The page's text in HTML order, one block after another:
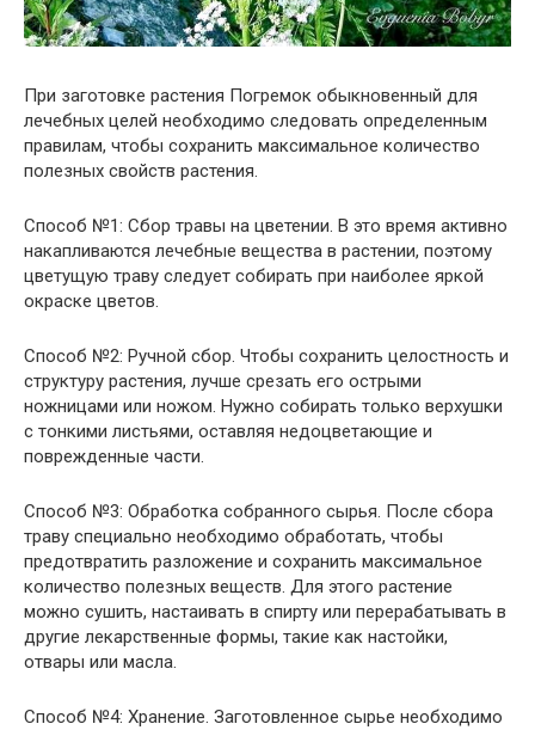
При заготовке растения Погремок обыкновенный для
лечебных целей необходимо следовать определенным
правилам, чтобы сохранить максимальное количество
полезных свойств растения.
Способ №1: Сбор травы на цветении. В это время активно
накапливаются лечебные вещества в растении, поэтому
цветущую траву следует собирать при наиболее яркой
окраске цветов.
Способ №2: Ручной сбор. Чтобы сохранить целостность и
структуру растения, лучше срезать его острыми
ножницами или ножом. Нужно собирать только верхушки
с тонкими листьями, оставляя недоцветающие и
поврежденные части.
Способ №3: Обработка собранного сырья. После сбора
траву специально необходимо обработать, чтобы
предотвратить разложение и сохранить максимальное
количество полезных веществ. Для этого растение
можно сушить, настаивать в спирту или перерабатывать в
другие лекарственные формы, такие как настойки,
отвары или масла.
Способ №4: Хранение. Заготовленное сырье необходимо